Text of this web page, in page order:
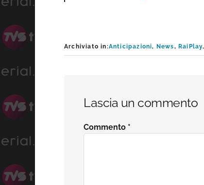
Archiviato in:Anticipazioni, News, RaiPlay,
Lascia un commento
Commento *